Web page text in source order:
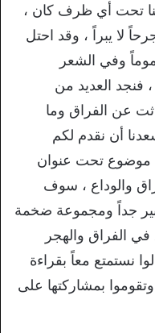
تحت أي ظرف كان ،
لا يبراً ، وقد احتل
وفي الشعر
فنجد العديد من
عن الفراق وما
أن نقدم لكم
موضوع تحت عنوان
والوداع ، سوف
جداً ومجموعة ضخمة
الفراق والهجر
نستمتع معاً بقراءة
بمشاركتها على